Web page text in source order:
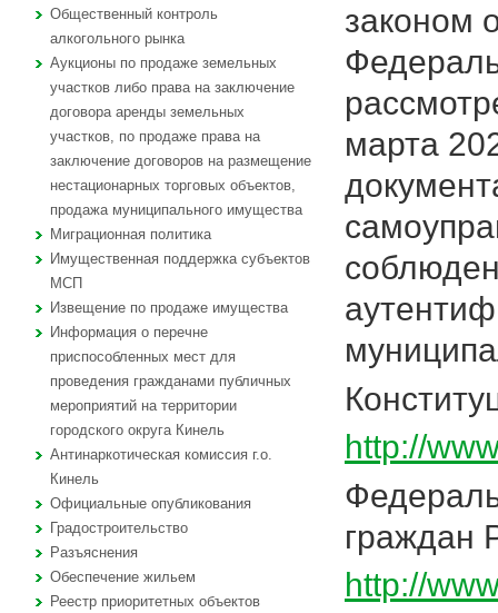
Общественный контроль
алкогольного рынка
Аукционы по продаже земельных
участков либо права на заключение
договора аренды земельных
участков, по продаже права на
заключение договоров на размещение
нестационарных торговых объектов,
продажа муниципального имущества
Миграционная политика
Имущественная поддержка субъектов
МСП
Извещение по продаже имущества
Информация о перечне
приспособленных мест для
проведения гражданами публичных
мероприятий на территории
городского округа Кинель
Антинаркотическая комиссия г.о.
Кинель
Официальные опубликования
Градостроительство
Разъяснения
Обеспечение жильем
Реестр приоритетных объектов
законом
марта
http://
граждан
http://